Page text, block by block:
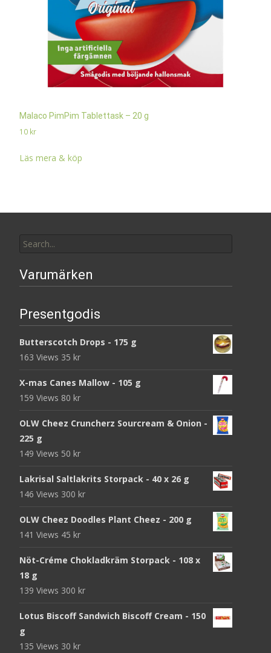
Malaco PimPim Tablettask – 20 g
10 kr
Läs mera & köp
for:
Varumärken
Presentgodis
Butterscotch Drops - 175 g
163 Views 35 kr
X-mas Canes Mallow - 105 g
159 Views 80 kr
OLW Cheez Cruncherz Sourcream & Onion -
225 g
149 Views 50 kr
Lakrisal Saltlakrits Storpack - 40 x 26 g
146 Views 300 kr
OLW Cheez Doodles Plant Cheez - 200 g
141 Views 45 kr
Nöt-Créme Chokladkräm Storpack - 108 x
18 g
139 Views 300 kr
Lotus Biscoff Sandwich Biscoff Cream - 150
g
135 Views 30 kr